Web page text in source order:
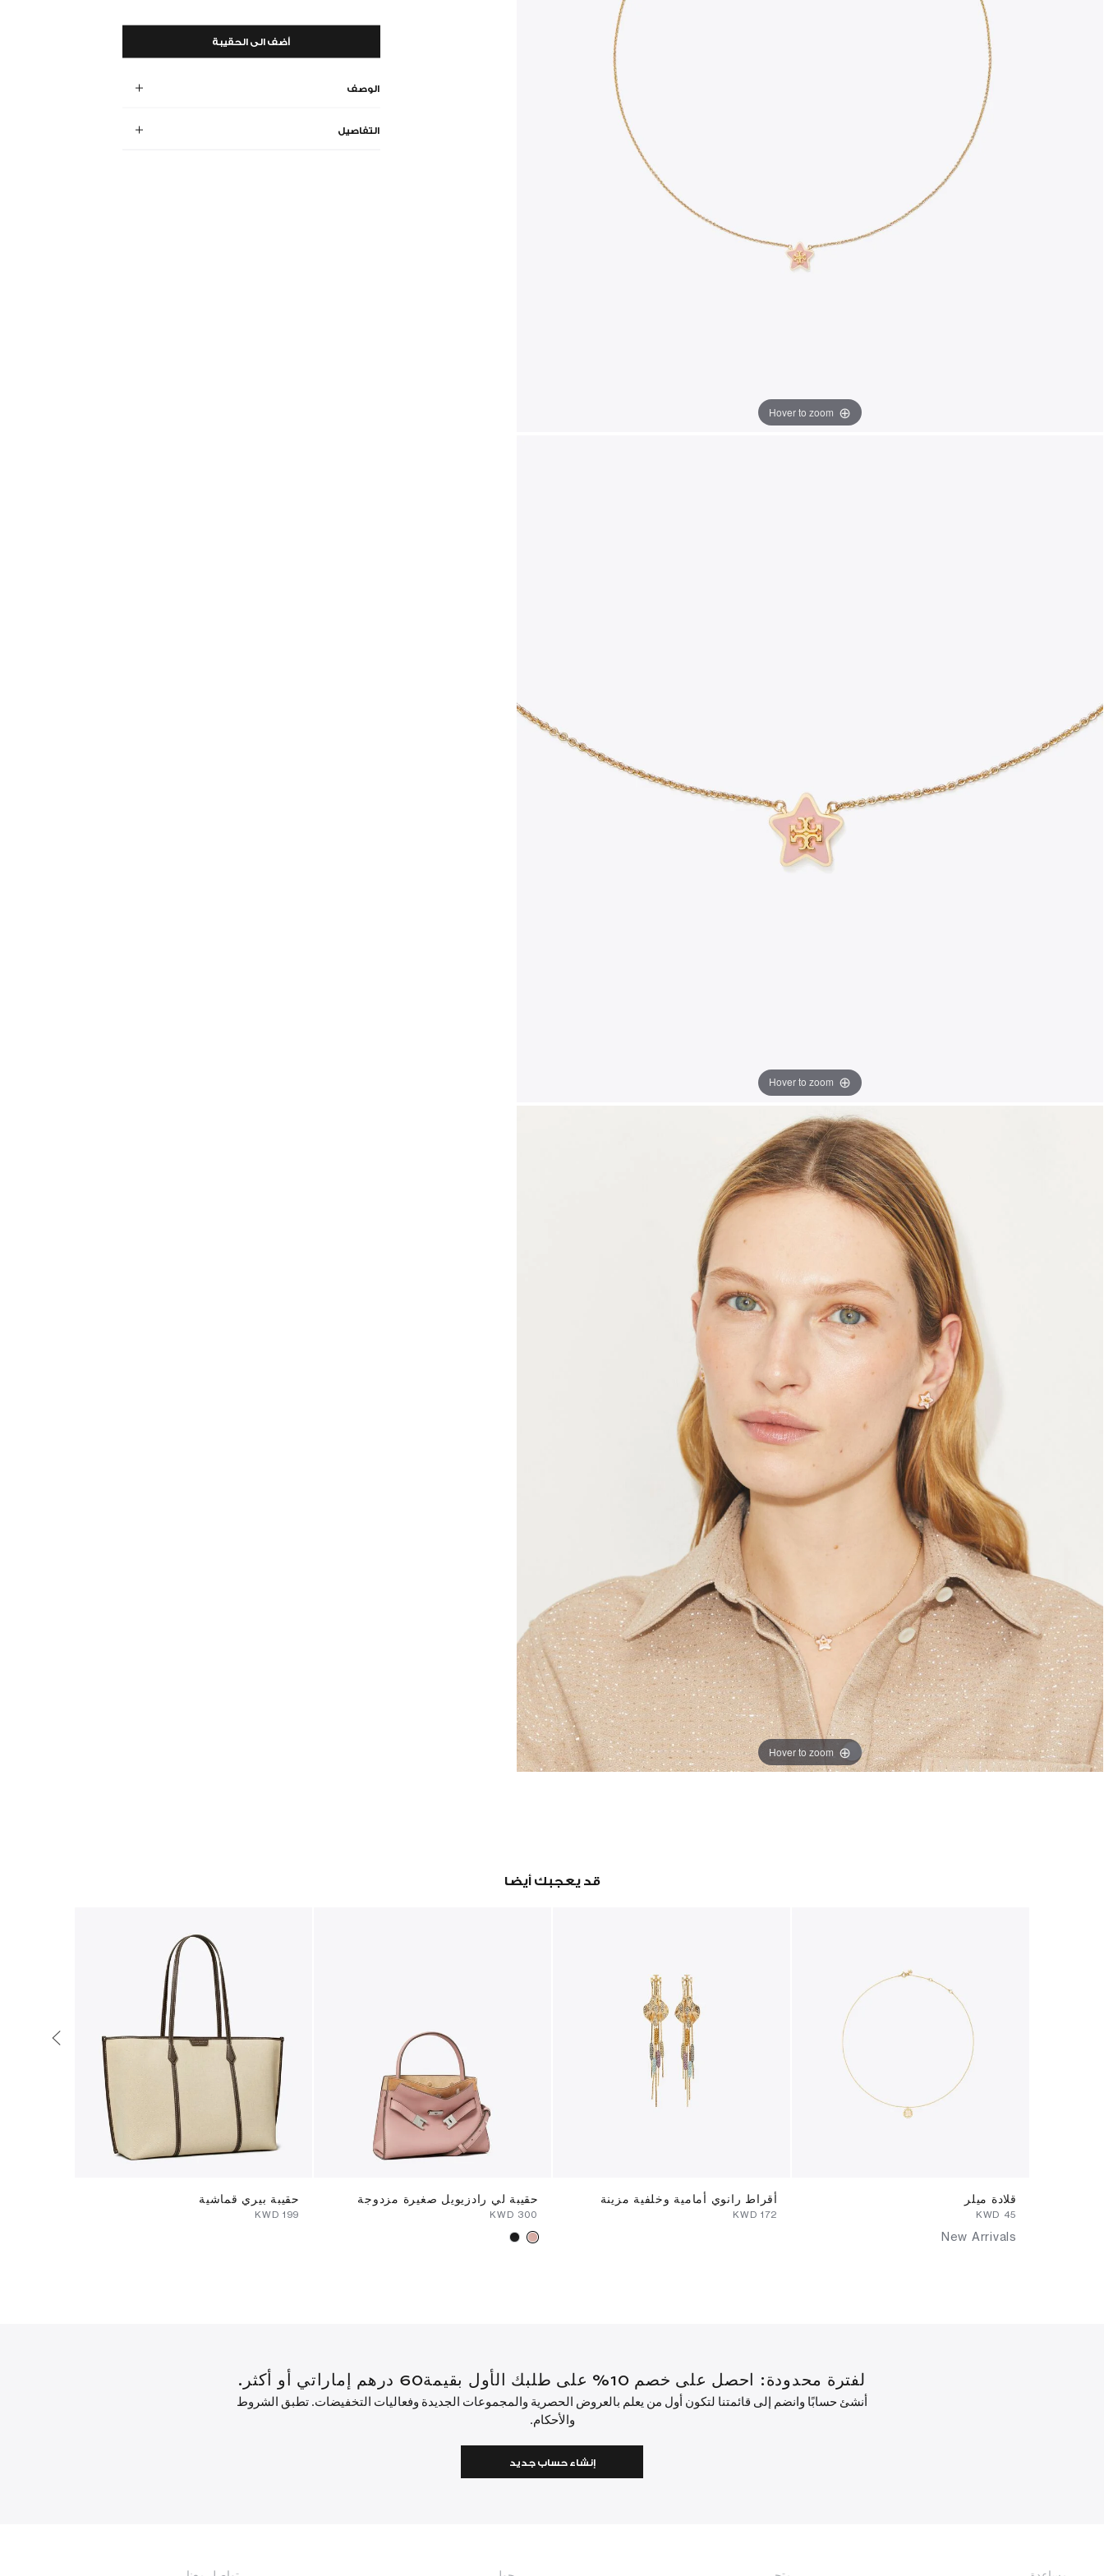
Hover to zoom
Hover to zoom
Hover to zoom
أضف الى الحقيبة
الوصف
التفاصيل
قد يعجبك أيضا
قلادة ميلر
New Arrivals
أقراط رانوي أمامية وخلفية مزينة حقيبة لي رادزيويل صغيرة مزدوجة حقيبة بيري قماشية
لفترة محدودة: احصل على خصم 10% على طلبك الأول بقيمة60 درهم إماراتي أو أكثر.
أنشئ حسابًا وانضم إلى قائمتنا لتكون أول من يعلم بالعروض الحصرية والمجموعات الجديدة وفعاليات التخفيضات. تطبق الشروط
والأحكام.
إنشاء حساب جديد